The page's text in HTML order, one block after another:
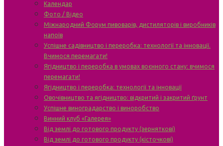
Календар
Фото / Відео
Міжнародний Форум пивоварів, дистиляторів і виробників
напоїв
Успішне садівництво і переробка: технології та інновації.
Вчимося перемагати!
Ягідництво і переробка в умовах воєнного стану: вчимося
перемагати!
Ягідництво і переробка: технології та інновації
Овочівництво та ягідництво: відкритий і закритий ґрунт
Успішне виноградарство і виноробство
Винний клуб «Галерея»
Від землі до готового продукту (зерняткові)
Від землі до готового продукту (кісточкові)